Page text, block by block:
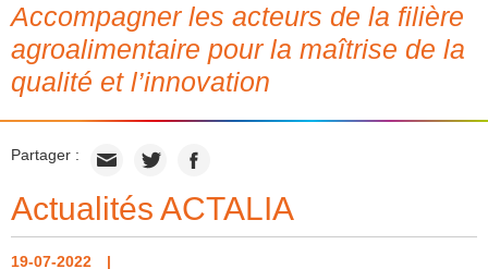
Accompagner les acteurs de la filière
agroalimentaire pour la maîtrise de la
qualité et l’innovation
Partager :
Actualités ACTALIA
19-07-2022